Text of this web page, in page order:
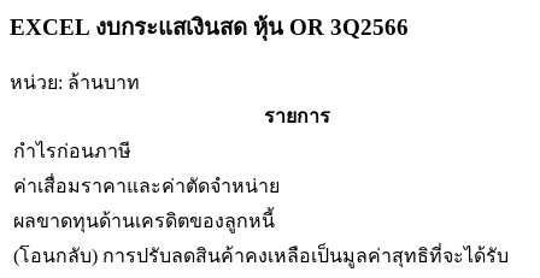
EXCEL งบกระแสเงินสด หุ้น OR 3Q2566
หน่วย: ล้านบาท
รายการ
กำไรก่อนภาษี
ค่าเสื่อมราคาและค่าตัดจำหน่าย
ผลขาดทุนด้านเครดิตของลูกหนี้
(โอนกลับ) การปรับลดสินค้าคงเหลือเป็นมูลค่าสุทธิที่จะได้รับ